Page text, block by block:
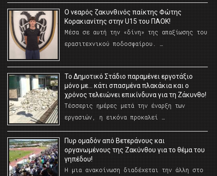
O νεαρός ζακυνθινός παίκτης Φώτης
Κορακιανίτης στην U15 του ΠΑΟΚ!
Μέσα σε αυτή την «δίνη» της απαξίωσης του
ερασιτεχνικού ποδοσφαίρου. …
Το Δημοτικό Στάδιο παραμένει εργοτάξιο
μόνο με… κάτι σπασμένα πλακάκια και ο
χρόνος τελειώνει επικίνδυνα για τη Ζάκυνθο!
Τέσσερις ημέρες μετά την έναρξη των
εργασιών, η εικόνα προκαλεί …
Πυρ ομαδόν από Βετεράνους και
οργανωμένους της Ζακύνθου για το θέμα του
γηπέδου!
Η μια ανακοίνωση διαδέχεται την άλλη στο